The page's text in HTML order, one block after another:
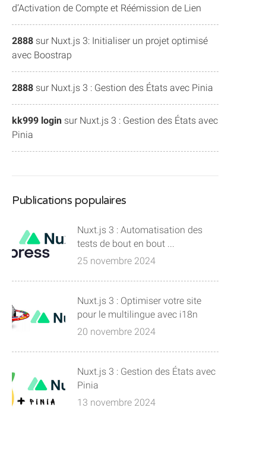
d’Activation de Compte et Réémission de Lien
2888 sur Nuxt.js 3: Initialiser un projet optimisé
avec Boostrap
2888 sur Nuxt.js 3 : Gestion des États avec Pinia
kk999 login sur Nuxt.js 3 : Gestion des États avec
Pinia
Publications populaires
Nuxt.js 3 : Automatisation des
tests de bout en bout ...
25 novembre 2024
Nuxt.js 3 : Optimiser votre site
pour le multilingue avec i18n
20 novembre 2024
Nuxt.js 3 : Gestion des États avec
Pinia
13 novembre 2024